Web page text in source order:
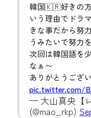
韓国🇰🇷好きの方
いう理由でドラ
きな事だから努
うみたいで努力
次回は韓国語を
なぁ〜
ありがとうござ
pic.twitter.com/
— 大山真央‎【レ
(@mao_rkp)